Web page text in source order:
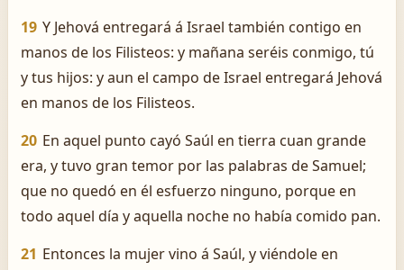
19 Y Jehová entregará á Israel también contigo en
manos de los Filisteos: y mañana seréis conmigo, tú
y tus hijos: y aun el campo de Israel entregará Jehová
en manos de los Filisteos.
20 En aquel punto cayó Saúl en tierra cuan grande
era, y tuvo gran temor por las palabras de Samuel;
que no quedó en él esfuerzo ninguno, porque en
todo aquel día y aquella noche no había comido pan.
21 Entonces la mujer vino á Saúl, y viéndole en